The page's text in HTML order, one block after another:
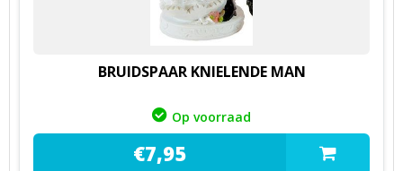
BRUIDSPAAR KNIELENDE MAN
Op voorraad
€7,95